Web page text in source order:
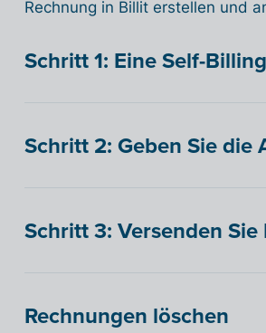
Rechnung in Billit erstellen und
Schritt 1: Eine Self-
Schritt 2: Geben Sie die
Schritt 3: Versenden
Rechnungen löschen